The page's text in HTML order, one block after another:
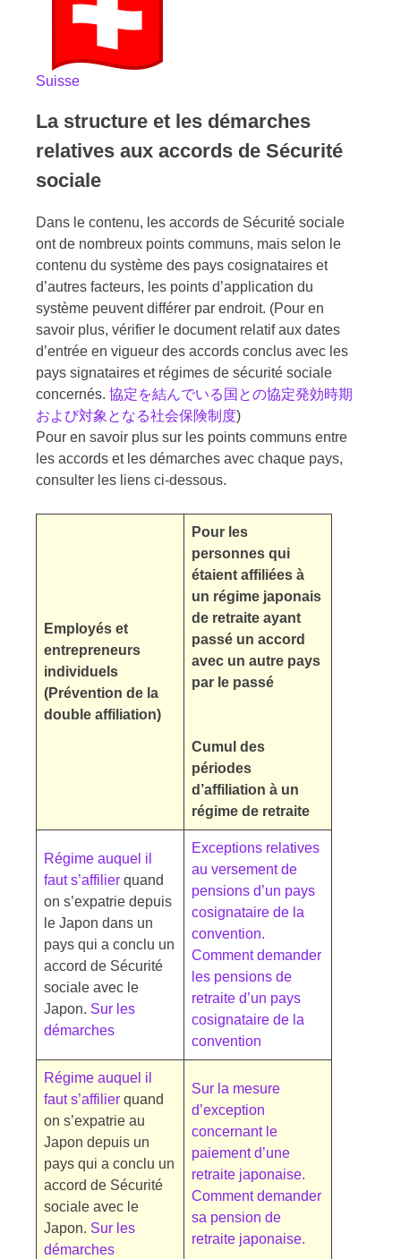
Suisse
La structure et les démarches
relatives aux accords de Sécurité
sociale
Dans le contenu, les accords de Sécurité sociale
ont de nombreux points communs, mais selon le
contenu du système des pays cosignataires et
d’autres facteurs, les points d’application du
système peuvent différer par endroit. (Pour en
savoir plus, vérifier le document relatif aux dates
d’entrée en vigueur des accords conclus avec les
pays signataires et régimes de sécurité sociale
concernés. 協定を結んでいる国との協定発効時期
および対象となる社会保険制度)
Pour en savoir plus sur les points communs entre
les accords et les démarches avec chaque pays,
consulter les liens ci-dessous.
Employés et
entrepreneurs
individuels
(Prévention de la
double affiliation)
Pour les
personnes qui
étaient affiliées à
un régime japonais
de retraite ayant
passé un accord
avec un autre pays
par le passé
Cumul des
périodes
d’affiliation à un
régime de retraite
Régime auquel il
faut s’affilier quand
on s’expatrie depuis
le Japon dans un
pays qui a conclu un
accord de Sécurité
sociale avec le
Japon. Sur les
démarches
Exceptions relatives
au versement de
pensions d’un pays
cosignataire de la
convention.
Comment demander
les pensions de
retraite d’un pays
cosignataire de la
convention
Régime auquel il
faut s’affilier quand
on s’expatrie au
Japon depuis un
pays qui a conclu un
accord de Sécurité
sociale avec le
Japon. Sur les
démarches
Sur la mesure
d’exception
concernant le
paiement d’une
retraite japonaise.
Comment demander
sa pension de
retraite japonaise.